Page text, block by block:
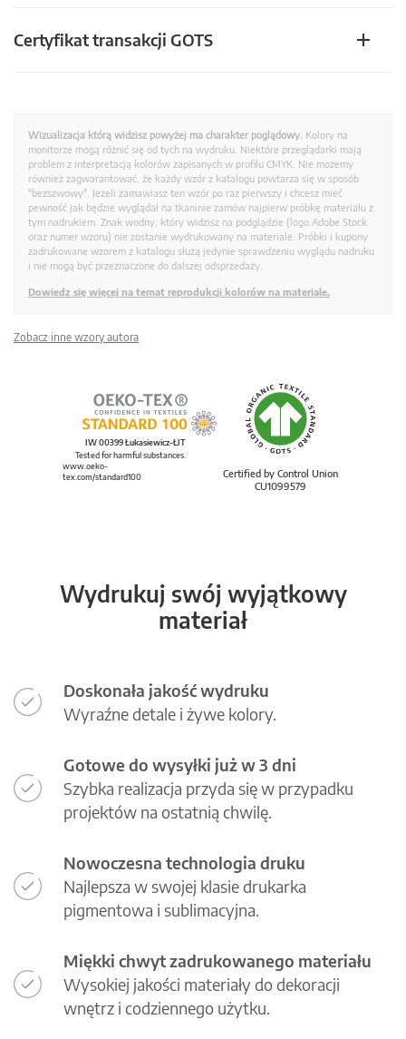
Certyfikat transakcji GOTS
Wizualizacja którą widzisz powyżej ma charakter poglądowy. Kolory na
monitorze mogą różnić się od tych na wydruku. Niektóre przeglądarki mają
problem z interpretacją kolorów zapisanych w profilu CMYK. Nie możemy
również zagwarantować, że każdy wzór z katalogu powtarza się w sposób
"bezszwowy". Jeżeli zamawiasz ten wzór po raz pierwszy i chcesz mieć
pewność jak będzie wyglądał na tkaninie zamów najpierw próbkę materiału z
tym nadrukiem. Znak wodny, który widzisz na podglądzie (logo Adobe Stock
oraz numer wzoru) nie zostanie wydrukowany na materiale. Próbki i kupony
zadrukowane wzorem z katalogu służą jedynie sprawdzeniu wyglądu nadruku
i nie mogą być przeznaczone do dalszej odsprzedaży.
Dowiedz się więcej na temat reprodukcji kolorów na materiale.
Zobacz inne wzory autora
Certified by Control Union
CU1099579
IW 00399 Łukasiewicz-ŁIT
Tested for harmful substances.
www.oeko-
tex.com/standard100
Wydrukuj swój wyjątkowy
materiał
Doskonała jakość wydruku
Wyraźne detale i żywe kolory.
Gotowe do wysyłki już w 3 dni
Szybka realizacja przyda się w przypadku
projektów na ostatnią chwilę.
Nowoczesna technologia druku
Najlepsza w swojej klasie drukarka
pigmentowa i sublimacyjna.
Miękki chwyt zadrukowanego materiału
Wysokiej jakości materiały do dekoracji
wnętrz i codziennego użytku.